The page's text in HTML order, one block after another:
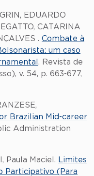
EDUARDO
CATARINA
. Combate à
um caso
. Revista de
v. 54, p. 663-677,
Brazilian Mid-career
Administration
Paula Maciel. Limites
Participativo (Para